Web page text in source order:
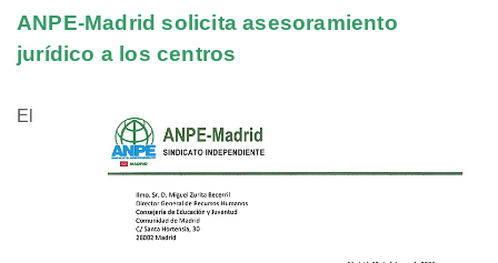
ANPE-Madrid solicita asesoramiento
jurídico a los centros
El